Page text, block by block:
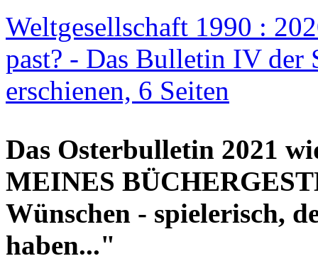
Weltgesellschaft 1990 :
past? - Das Bulletin IV der
erschienen, 6 Seiten
Das Osterbulletin 2021
MEINES
Wünschen - spielerisch,
haben..."